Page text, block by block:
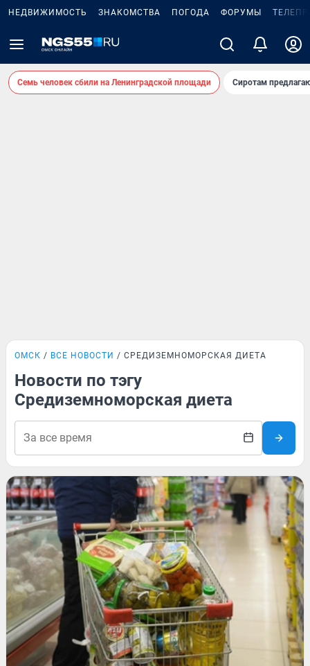
НЕДВИЖИМОСТЬ ЗНАКОМСТВА ПОГОДА ФОРУМЫ
Семь человек сбили на Ленинградской площади Сиротам
ОМСК ВСЕ НОВОСТИ СРЕДИЗЕМНОМОРСКАЯ ДИЕТА
Новости по тэгу
Средиземноморская диета